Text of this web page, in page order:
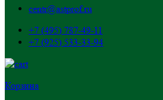
centr@astprof.ru
+7 (495) 787-49-11
+7 (925) 533-33-94
Корзина